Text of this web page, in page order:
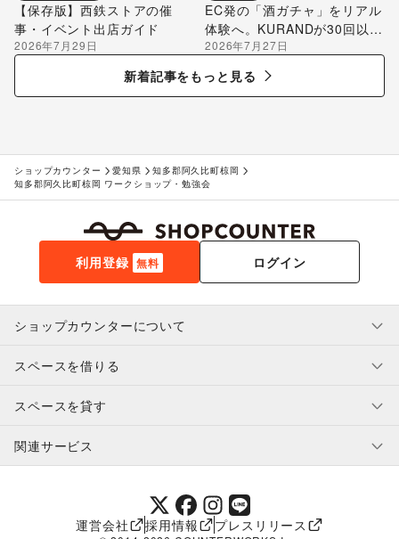
【保存版】西鉄ストアの催
事・イベント出店ガイド
2026年7月29日
EC発の「酒ガチャ」をリアル
体験へ。KURANDが30回以上
のポップアップ出店で届け
る“新しいお酒との出会い”
2026年7月27日
新着記事をもっと見る
ショップカウンター 愛知県
知多郡阿久比町椋岡
知多郡阿久比町椋岡 ワークショップ・勉強会
利用登録 無料 ログイン
ショップカウンターについて
利用規約・ガイドライン
特定商取引法に基づく表示
補償プログラム
スペースを借りる
スペースを借りたい人へ
ユーザー利用規約
提携パートナー
スペースを貸す
スペースを貸したい方へ
オーナー利用規約
関連サービス
SHOPCOUNTER MAGAZINE
ショップカウンターエンタープライズ
運営会社 採用情報 プレスリリース